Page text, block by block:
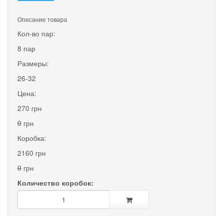
Описание товара
Кол-во пар:
8 пар
Размеры:
26-32
Цена:
270 грн
0 грн
Коробка:
2160 грн
0 грн
Количество коробок: